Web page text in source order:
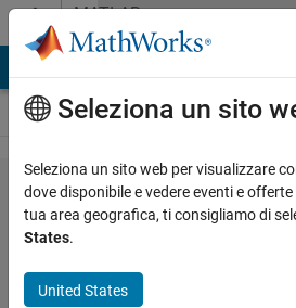
Vai al contenutoMATLAB
Answers
How to
fix
variable
Seleziona un sito
Seleziona un sito web per visualizzare
dove disponibile e vedere eventi e
tua area geografica, ti consigliamo di
States.
United States